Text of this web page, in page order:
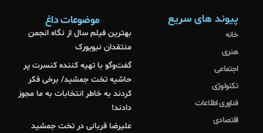
پیوند های سریع
خانه
هنری
اجتماعی
تکنولوژی
فناوری اطلاعات
اقتصادی
موضوعات داغ
بهترین فیلم سال از نگاه انجمن
منتقدان نیویورک
گفت‌وگو با تهیه کننده کنسرت پر
حاشیه تخت جمشید/ برخی فکر
کردند به خاطر انتخابات به ما مجوز
دادند!
علیرضا قربانی در تخت جمشید